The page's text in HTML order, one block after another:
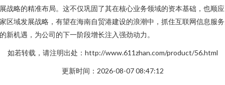
战略的精准布局。这不仅巩固了其在核心业务领域的资本基础，也顺
区域发展战略，有望在海南自贸港建设的浪潮中，抓住互联网信息服
新机遇，为公司的下一阶段增长注入强劲动力。
如若转载，请注明出处：http://www.611zhan.com/product/56.html
更新时间：2026-08-07 08:47:12